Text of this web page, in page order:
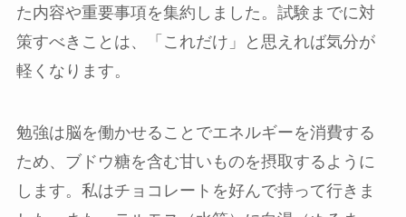
た内容や重要事項を集約しました。試験までに対
策すべきことは、「これだけ」と思えれば気分が
軽くなります。
勉強は脳を働かせることでエネルギーを消費する
ため、ブドウ糖を含む甘いものを摂取するように
します。私はチョコレートを好んで持って行きま